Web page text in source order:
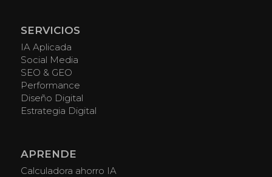
SERVICIOS
IA Aplicada
Social Media
SEO & GEO
Performance
Diseño Digital
Estrategia Digital
APRENDE
Calculadora ahorro IA